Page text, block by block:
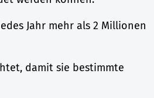
Jahr mehr als 2 Millionen
damit sie bestimmte